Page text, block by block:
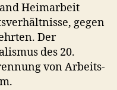
Heimarbeit
gegen
Der
des 20.
von Arbeits-